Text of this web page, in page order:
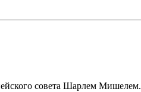
совета Шарлем Мишелем.